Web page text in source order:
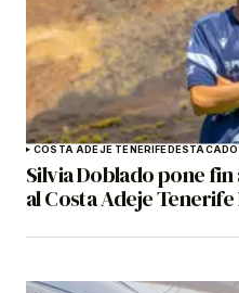
COSTA ADEJE TENERIFE
Silvia Doblado pone
al Costa Adeje Tenerife